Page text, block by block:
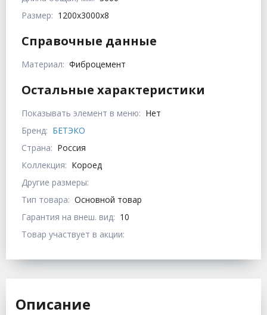
Размер: 1200х3000х8
Справочные данные
Материал: Фиброцемент
Остальные характеристики
Показывать элемент в меню: Нет
Бренд: БЕТЭКО
Страна: Россия
Коллекция: Короед
Другие размеры:
Тип товара: Основной товар
Гарантия на внеш. вид: 10
Товар участвует в акции:
Описание